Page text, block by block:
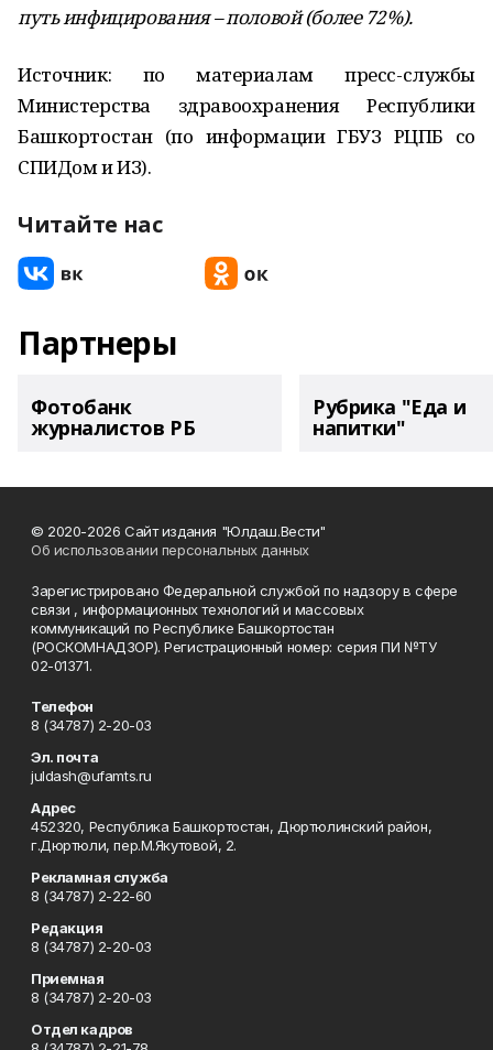
путь инфицирования – половой (более 72%).
Источник: по материалам пресс-службы
Министерства здравоохранения Республики
Башкортостан (по информации ГБУЗ РЦПБ со
СПИДом и ИЗ).
Читайте нас
Партнеры
Фотобанк
журналистов РБ
Рубрика "Еда и
напитки"
© 2020-2026 Сайт издания "Юлдаш.Вести"
Об использовании персональных данных
Зарегистрировано Федеральной службой по надзору в сфере
связи , информационных технологий и массовых
коммуникаций по Республике Башкортостан
(РОСКОМНАДЗОР). Регистрационный номер: серия ПИ №ТУ
02-01371.
Телефон
8 (34787) 2-20-03
Эл. почта
juldash@ufamts.ru
Адрес
452320, Республика Башкортостан, Дюртюлинский район,
г.Дюртюли, пер.М.Якутовой, 2.
Рекламная служба
8 (34787) 2-22-60
Редакция
8 (34787) 2-20-03
Приемная
8 (34787) 2-20-03
Отдел кадров